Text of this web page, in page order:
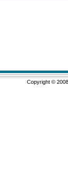
Copyright ©